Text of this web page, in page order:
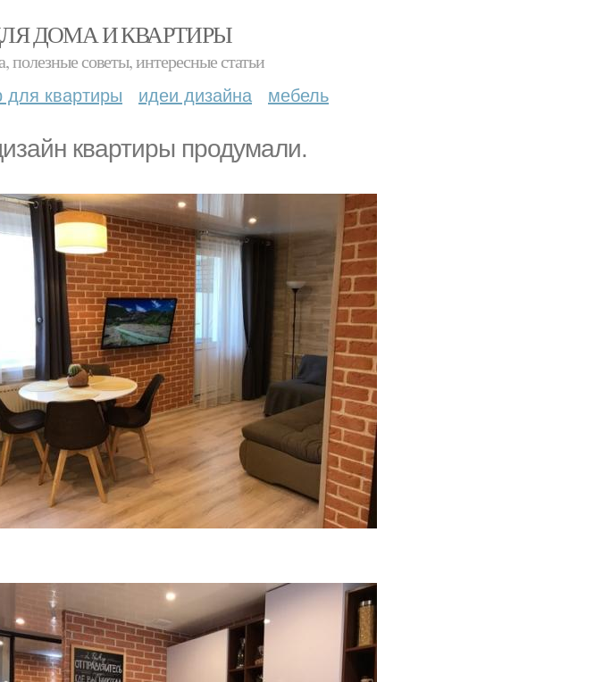
ДОМА И КВАРТИРЫ
полезные советы, интересные статьи
для квартиры идеи дизайна мебель
квартиры продумали.